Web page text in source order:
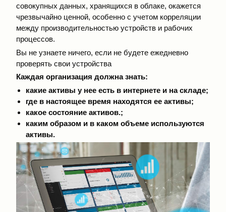
совокупных данных, хранящихся в облаке, окажется
чрезвычайно ценной, особенно с учетом корреляции
между производительностью устройств и рабочих
процессов.
Вы не узнаете ничего, если не будете ежедневно
проверять свои устройства
Каждая организация должна знать:
какие активы у нее есть в интернете и на складе;
где в настоящее время находятся ее активы;
какое состояние активов.;
каким образом и в каком объеме используются
активы.